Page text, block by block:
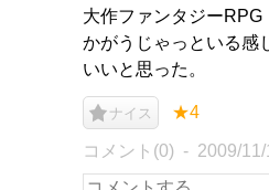
大作ファンタジーRPG
かがうじゃっといる感
いいと思った。
ナイス ★4
コメント(0) 2009/11/